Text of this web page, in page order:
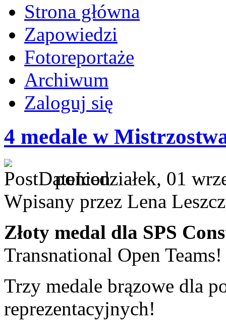
Strona główna
Zapowiedzi
Fotoreportaże
Archiwum
Zaloguj się
4 medale w
poniedziałek, 01
Wpisany przez Lena
Złoty medal dla SPS
Transnational Open Teams!
Trzy medale brązowe dla
reprezentacyjnych!